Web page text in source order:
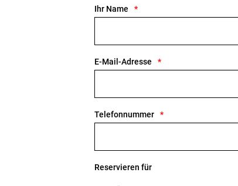
Ihr Name
E-Mail-Adresse
Telefonnummer
Reservieren für